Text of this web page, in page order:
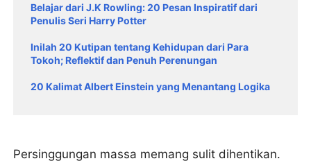
Belajar dari J.K Rowling: 20 Pesan Inspiratif dari
Penulis Seri Harry Potter
Inilah 20 Kutipan tentang Kehidupan dari Para
Tokoh; Reflektif dan Penuh Perenungan
20 Kalimat Albert Einstein yang Menantang Logika
Persinggungan massa memang sulit dihentikan.